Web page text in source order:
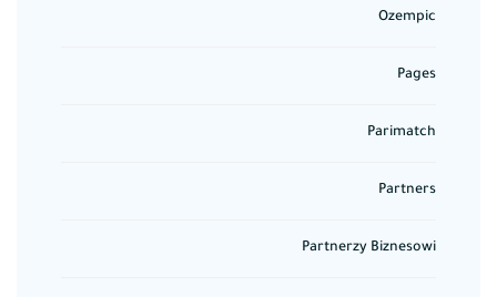
Ozempic
Pages
Parimatch
Partners
Partnerzy Biznesowi